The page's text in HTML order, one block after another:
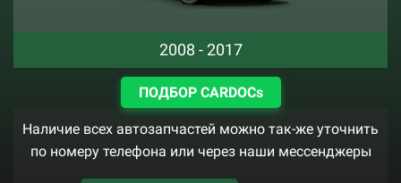
2008 - 2017
ПОДБОР CARDOCs
Наличие всех автозапчастей можно так-же уточнить
по номеру телефона или через наши мессенджеры